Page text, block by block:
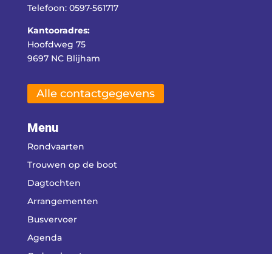
Telefoon: 0597-561717
Kantooradres:
Hoofdweg 75
9697 NC Blijham
Alle contactgegevens
Menu
Rondvaarten
Trouwen op de boot
Dagtochten
Arrangementen
Busvervoer
Agenda